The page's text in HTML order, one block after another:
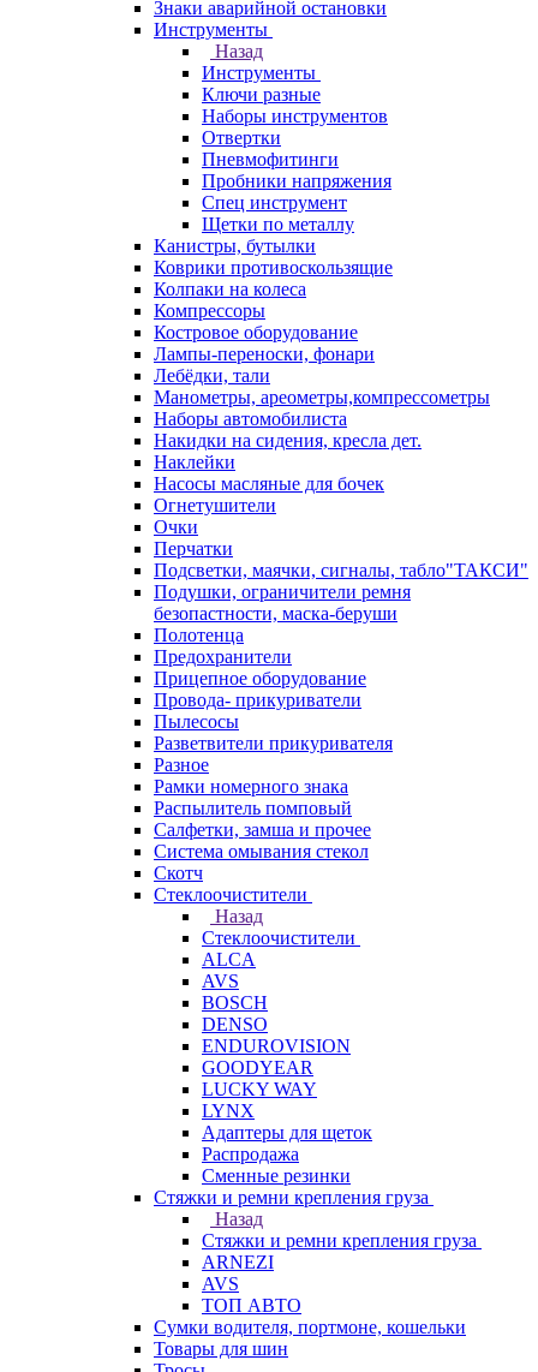
Знаки аварийной остановки
Инструменты
Назад
Инструменты
Ключи разные
Наборы инструментов
Отвертки
Пневмофитинги
Пробники напряжения
Спец инструмент
Щетки по металлу
Канистры, бутылки
Коврики противоскользящие
Колпаки на колеса
Компрессоры
Костровое оборудование
Лампы-переноски, фонари
Лебёдки, тали
Манометры, ареометры,компрессометры
Наборы автомобилиста
Накидки на сидения, кресла дет.
Наклейки
Насосы масляные для бочек
Огнетушители
Очки
Перчатки
Подсветки, маячки, сигналы, табло"ТАКСИ"
Подушки, ограничители ремня
безопастности, маска-беруши
Полотенца
Предохранители
Прицепное оборудование
Провода- прикуриватели
Пылесосы
Разветвители прикуривателя
Разное
Рамки номерного знака
Распылитель помповый
Салфетки, замша и прочее
Система омывания стекол
Скотч
Стеклоочистители
Назад
Стеклоочистители
ALCA
AVS
BOSCH
DENSO
ENDUROVISION
GOODYEAR
LUCKY WAY
LYNX
Адаптеры для щеток
Распродажа
Сменные резинки
Стяжки и ремни крепления груза
Назад
Стяжки и ремни крепления груза
ARNEZI
AVS
ТОП АВТО
Сумки водителя, портмоне, кошельки
Товары для шин